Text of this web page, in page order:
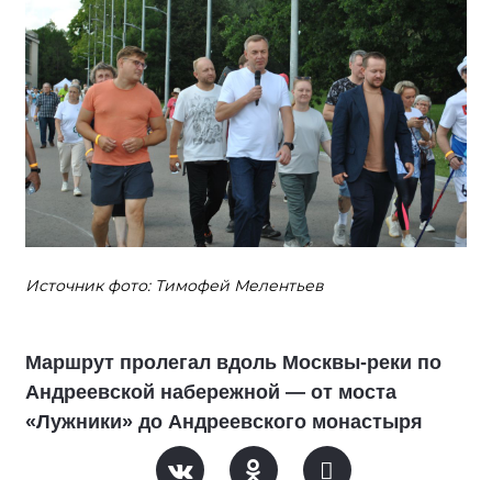
Источник фото: Тимофей Мелентьев
Маршрут пролегал вдоль Москвы-реки по
Андреевской набережной — от моста
«Лужники» до Андреевского монастыря